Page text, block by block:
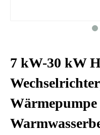
7 kW-30 kW
Wärmepumpe